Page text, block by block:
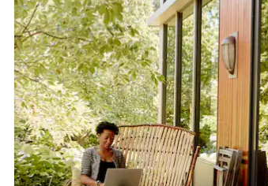
haut et vers le bas pour les parcourir ou en